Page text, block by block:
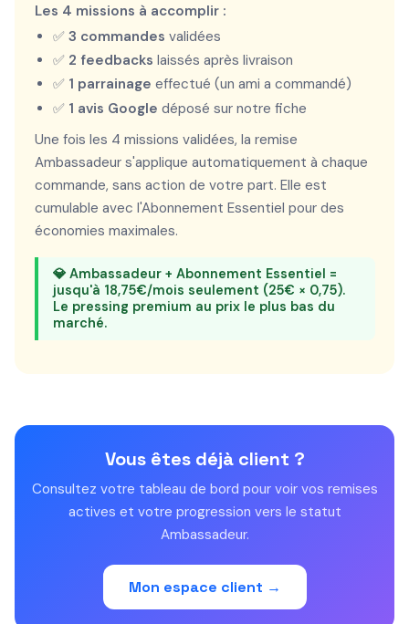
Les 4 missions à accomplir :
✅ 3 commandes validées
✅ 2 feedbacks laissés après livraison
✅ 1 parrainage effectué (un ami a commandé)
✅ 1 avis Google déposé sur notre fiche
Une fois les 4 missions validées, la remise
Ambassadeur s'applique automatiquement à chaque
commande, sans action de votre part. Elle est
cumulable avec l'Abonnement Essentiel pour des
économies maximales.
💎 Ambassadeur + Abonnement Essentiel =
jusqu'à 18,75€/mois seulement (25€ × 0,75).
Le pressing premium au prix le plus bas du
marché.
Vous êtes déjà client ?
Consultez votre tableau de bord pour voir vos remises
actives et votre progression vers le statut
Ambassadeur.
Mon espace client →